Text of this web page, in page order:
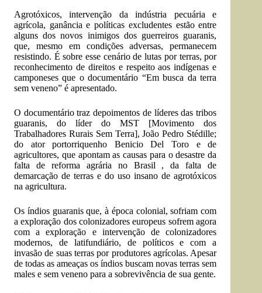
Agrotóxicos, intervenção da indústria pecuária e
agrícola, ganância e políticas excludentes estão entre
alguns dos novos inimigos dos guerreiros guaranis,
que, mesmo em condições adversas, permanecem
resistindo. É sobre esse cenário de lutas por terras, por
reconhecimento de direitos e respeito aos indígenas e
camponeses que o documentário “Em busca da terra
sem veneno” é apresentado.
O documentário traz depoimentos de líderes das tribos
guaranis, do líder do MST [Movimento dos
Trabalhadores Rurais Sem Terra], João Pedro Stédille;
do ator portorriquenho Benicio Del Toro e de
agricultores, que apontam as causas para o desastre da
falta de reforma agrária no Brasil , da falta de
demarcação de terras e do uso insano de agrotóxicos
na agricultura.
Os índios guaranis que, à época colonial, sofriam com
a exploração dos colonizadores europeus sofrem agora
com a exploração e intervenção de colonizadores
modernos, de latifundiário, de políticos e com a
invasão de suas terras por produtores agrícolas. Apesar
de todas as ameaças os índios buscam novas terras sem
males e sem veneno para a sobrevivência de sua gente.